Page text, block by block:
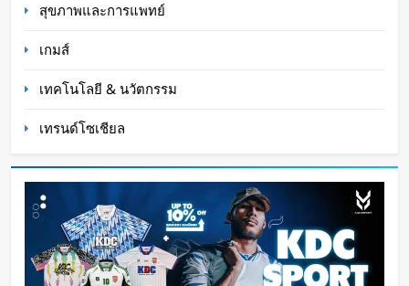
แรก
Oat Content 19 ชั่วโมง ago
สุขภาพและการแพทย์
เกมส์
เทคโนโลยี & นวัตกรรม
เทรนด์โซเชียล